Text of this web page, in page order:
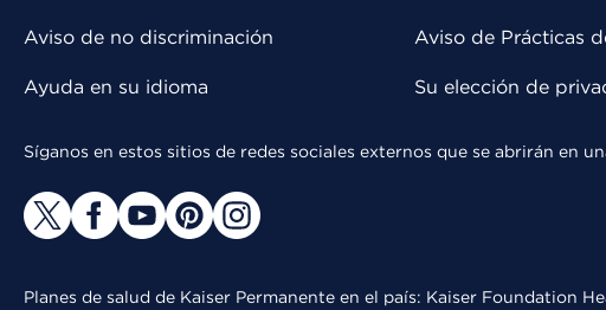
Aviso de no discriminación
Ayuda en su idioma
Aviso de Prácticas
Su elección de
Síganos en estos sitios de redes sociales externos que se abrirán en
Planes de salud de Kaiser Permanente en el país: Kaiser Foundation